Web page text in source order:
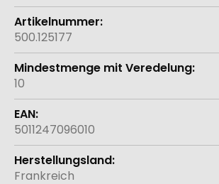
500.125177
10
5011247096010
Frankreich